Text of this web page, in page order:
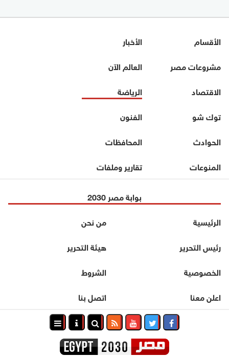
الأقسام
الأخبار
مشروعات مصر
العالم الآن
الاقتصاد
الرياضة
توك شو
الفنون
الحوادث
المحافظات
المنوعات
تقارير وملفات
بوابة مصر 2030
الرئيسية
من نحن
رئيس التحرير
هيئة التحرير
الخصوصية
الشروط
اعلن معنا
اتصل بنا